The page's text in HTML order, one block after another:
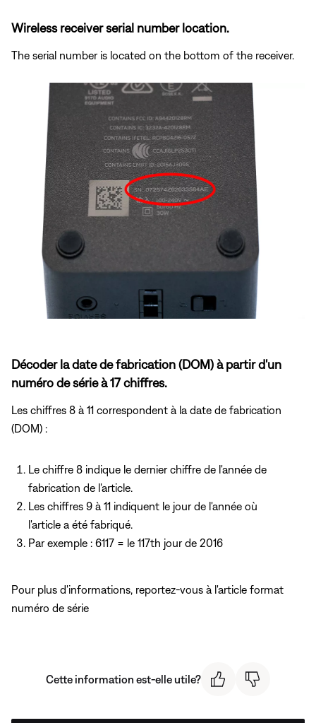
Wireless receiver serial number location.
The serial number is located on the bottom of the receiver.
Décoder la date de fabrication (DOM) à partir d'un
numéro de série à 17 chiffres.
Les chiffres 8 à 11 correspondent à la date de fabrication
(DOM) :
Le chiffre 8 indique le dernier chiffre de l'année de
fabrication de l'article.
Les chiffres 9 à 11 indiquent le jour de l'année où
l'article a été fabriqué.
Par exemple : 6117 = le 117th jour de 2016
Pour plus d'informations, reportez-vous à l'article format
numéro de série
Cette information est-elle utile?